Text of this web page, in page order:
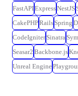
FastAPIExpressNestJS
CakePHPRails Spring
CodeIgniter Sinatra
Seasar2 Backbone.js
Unreal Engine